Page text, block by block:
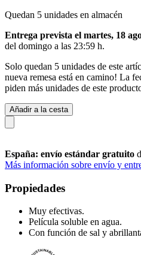
Quedan 5 unidades en almacén
Entrega prevista el martes, 18
del domingo a las 23:59 h.
Solo quedan 5 unidades de este
nueva remesa está en camino! La
piden más unidades de este
Añadir a la cesta
España: envío estándar gratuito
Más información sobre envío y
Propiedades
Muy efectivas.
Película soluble en agua.
Con función de sal y